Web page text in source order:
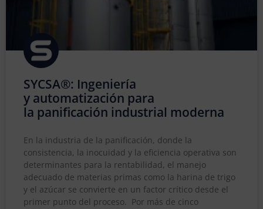
SYCSA®: Ingeniería
y automatización para
la panificación industrial moderna
En la industria de la panificación, donde la
consistencia, la inocuidad y la eficiencia operativa son
determinantes para la rentabilidad, el manejo
adecuado de materias primas como la harina de trigo
y el azúcar se convierte en un factor crítico desde el
primer punto del proceso. Por más de cinco